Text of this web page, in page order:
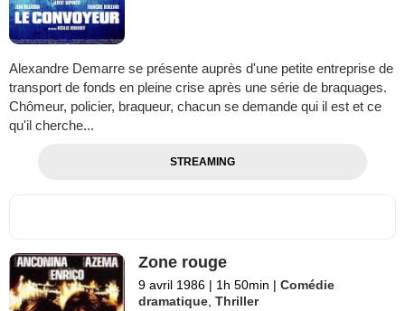
Alexandre Demarre se présente auprès d'une petite entreprise de
transport de fonds en pleine crise après une série de braquages.
Chômeur, policier, braqueur, chacun se demande qui il est et ce
qu'il cherche...
STREAMING
Zone rouge
9 avril 1986 | 1h 50min | Comédie
dramatique ,Thriller